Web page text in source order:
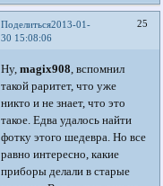
Поделиться 25
2013-01-
30 15:08:06
Ну,magix908, вспомнил
такой раритет, что уже
никто и не знает, что это
такое. Едва удалось найти
фотку этого шедевра. Но все
равно интересно, какие
приборы делали в старые